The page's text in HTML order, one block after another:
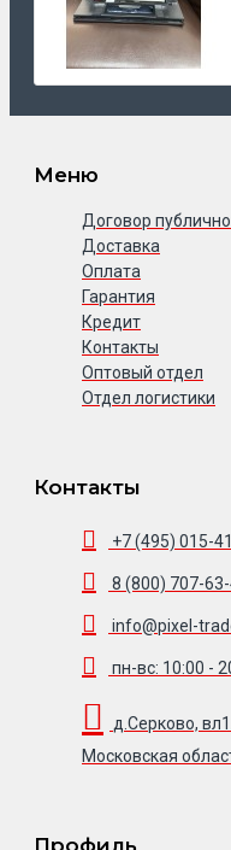
Меню
Договор
Доставка
Оплата
Гарантия
Кредит
Контакты
Оптовый отдел
Отдел логистики
Контакты
+7 (495) 015-
8 (800) 707-
info@pixel-
пн-вс: 10:00 -
д.Серково,
Московская
Профиль